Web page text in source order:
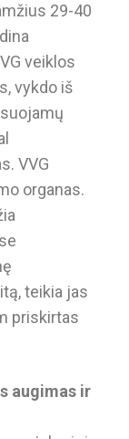
29-40
veiklos
vykdo iš
VVG
organas.
teikia jas
priskirtas
augimas ir